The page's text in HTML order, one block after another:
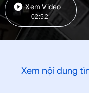
Xem Video
02:52
Xem nội dung